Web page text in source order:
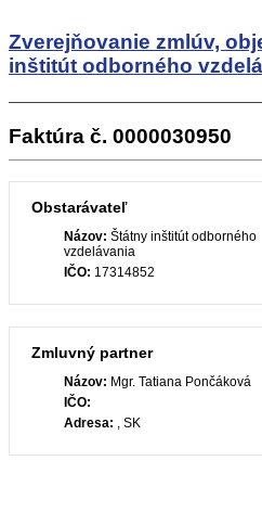
Zverejňovanie zmlúv,
inštitút odborného
Faktúra č. 0000030950
Obstarávateľ
Názov: Štátny inštitút odborného
vzdelávania
IČO: 17314852
Zmluvný partner
Názov: Mgr. Tatiana Pončáková
IČO:
Adresa: , SK